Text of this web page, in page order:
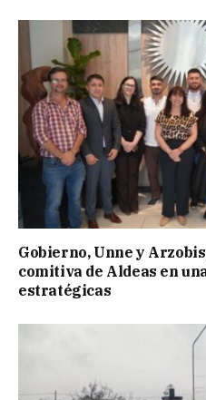
Gobierno, Unne y
comitiva de Aldeas en
estratégicas